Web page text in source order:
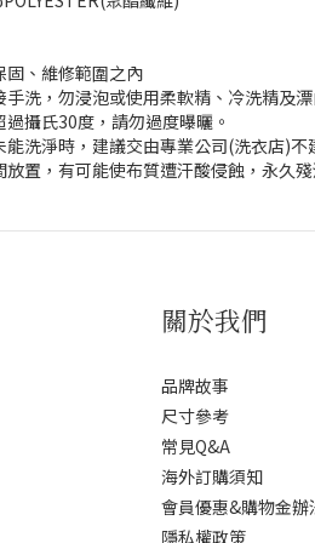
、維修範圍之內
洗，勿浸泡或使用柔軟精、冷洗精及
攝氏30度，請勿過度曝曬。
洗淨時，建議交由專業公司(洗衣店)
置，有可能使布質遭汗酸侵蝕，永久殘
關於我們
品牌故事
尺寸參考
常見Q&A
海外訂購須知
會員優惠&購物金辦
隱私權政策